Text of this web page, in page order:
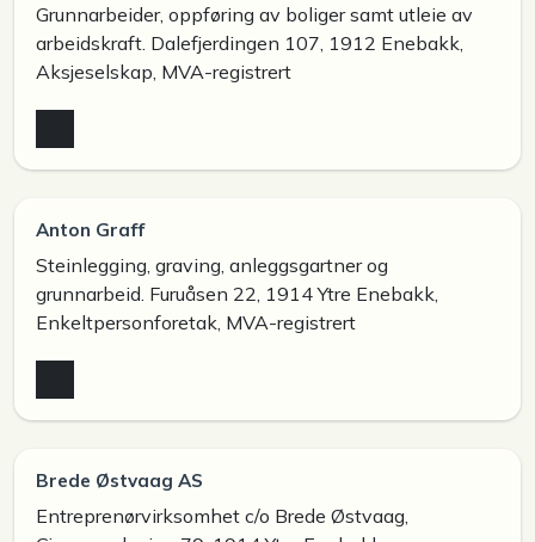
Grunnarbeider, oppføring av boliger samt utleie av
arbeidskraft. Dalefjerdingen 107, 1912 Enebakk,
Aksjeselskap, MVA-registrert
Anton Graff
Steinlegging, graving, anleggsgartner og
grunnarbeid. Furuåsen 22, 1914 Ytre Enebakk,
Enkeltpersonforetak, MVA-registrert
Brede Østvaag AS
Entreprenørvirksomhet c/o Brede Østvaag,